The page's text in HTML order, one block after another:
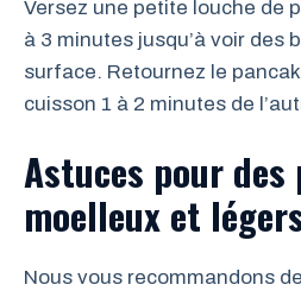
Versez une petite louche de
à 3 minutes jusqu’à voir des
surface. Retournez le
cuisson 1 à 2 minutes de
Astuces pour des
moelleux et
Nous vous recommandons